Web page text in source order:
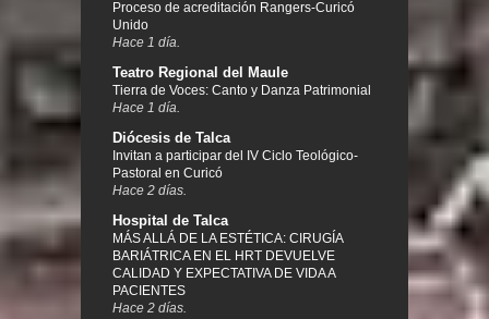
Proceso de acreditación Rangers-Curicó
Unido
Hace 1 día.
Teatro Regional del Maule
Tierra de Voces: Canto y Danza Patrimonial
Hace 1 día.
Diócesis de Talca
Invitan a participar del IV Ciclo Teológico-
Pastoral en Curicó
Hace 2 días.
Hospital de Talca
MÁS ALLÁ DE LA ESTÉTICA: CIRUGÍA
BARIÁTRICA EN EL HRT DEVUELVE
CALIDAD Y EXPECTATIVA DE VIDA A
PACIENTES
Hace 2 días.